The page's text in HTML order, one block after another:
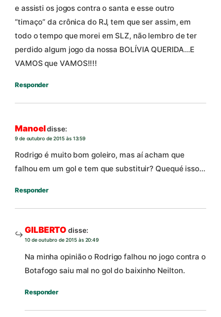
e assisti os jogos contra o santa e esse outro
“timaço” da crônica do RJ, tem que ser assim, em
todo o tempo que morei em SLZ, não lembro de ter
perdido algum jogo da nossa BOLÍVIA QUERIDA…E
VAMOS que VAMOS!!!!
Responder
Manoeldisse:
9 de outubro de 2015 às 13:59
Rodrigo é muito bom goleiro, mas aí acham que
falhou em um gol e tem que substituir? Quequé isso…
Responder
GILBERTO disse:
10 de outubro de 2015 às 20:49
Na minha opinião o Rodrigo falhou no jogo contra o
Botafogo saiu mal no gol do baixinho Neilton.
Responder